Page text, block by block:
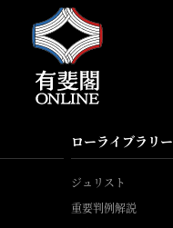
ローライブラリー
ジュリスト
重要判例解説